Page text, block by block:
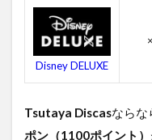
トレ
マー
ズ3の
関連
作品
ト
Disney DELUXE
×
Tsutaya Discasならな
ポン（1100ポイント）